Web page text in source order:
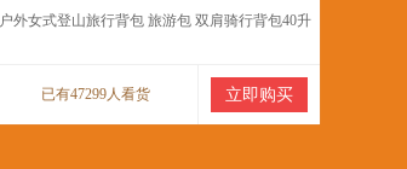
户外女式登山旅行背包 旅游包 双肩骑行背包40升
已有47299人看货 立即购买